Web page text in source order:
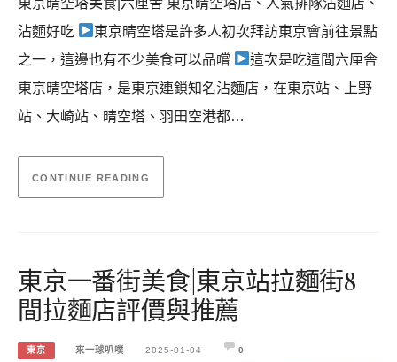
沾麵好吃
東京晴空塔是許多人初次拜訪東京會前往景點
之一，這邊也有不少美食可以品嚐
這次是吃這間六厘舎
東京晴空塔店，是東京連鎖知名沾麵店，在東京站、上野
站、大崎站、晴空塔、羽田空港都…
CONTINUE READING
東京一番街美食|東京站拉麵街8
間拉麵店評價與推薦
東京 來一球叭噗 2025-01-04 0